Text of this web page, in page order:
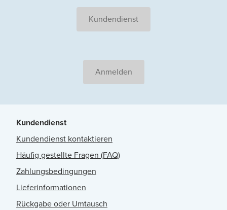
Kundendienst
Anmelden
Kundendienst
Kundendienst kontaktieren
Häufig gestellte Fragen (FAQ)
Zahlungsbedingungen
Lieferinformationen
Rückgabe oder Umtausch